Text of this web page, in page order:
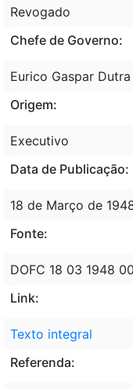
Revogado
Chefe de Governo:
Eurico Gaspar Dutra
Origem:
Executivo
Data de Publicação:
18 de Março de
Fonte:
DOFC 18 03 1948
Link:
Texto integral
Referenda: